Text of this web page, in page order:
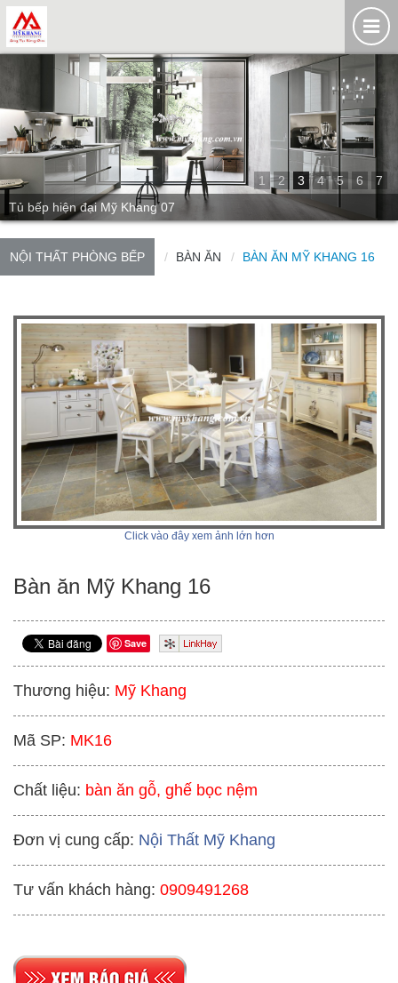
Tủ bếp hiện đại Mỹ Khang 07
1 2 3 4 5 6 7
NỘI THẤT PHÒNG BẾP BÀN ĂN BÀN ĂN MỸ KHANG 16
Click vào đây xem ảnh lớn hơn
Bàn ăn Mỹ Khang 16
Save
Thương hiệu: Mỹ Khang
Mã SP: MK16
Chất liệu: bàn ăn gỗ, ghế bọc nệm
Đơn vị cung cấp: Nội Thất Mỹ Khang
Tư vấn khách hàng: 0909491268